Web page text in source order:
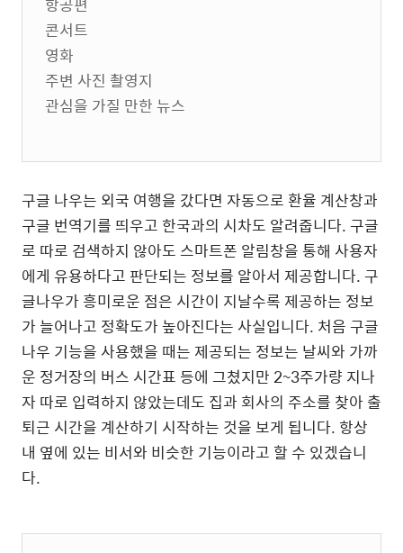
콘서트
영화
주변 사진 촬영지
관심을 가질 만한 뉴스
구글 나우는 외국 여행을 갔다면 자동으로 환율 계산창과
구글 번역기를 띄우고 한국과의 시차도 알려줍니다. 구글
로 따로 검색하지 않아도 스마트폰 알림창을 통해 사용자
에게 유용하다고 판단되는 정보를 알아서 제공합니다. 구
글나우가 흥미로운 점은 시간이 지날수록 제공하는 정보
가 늘어나고 정확도가 높아진다는 사실입니다. 처음 구글
나우 기능을 사용했을 때는 제공되는 정보는 날씨와 가까
운 정거장의 버스 시간표 등에 그쳤지만 2~3주가량 지나
자 따로 입력하지 않았는데도 집과 회사의 주소를 찾아 출
퇴근 시간을 계산하기 시작하는 것을 보게 됩니다. 항상
내 옆에 있는 비서와 비슷한 기능이라고 할 수 있겠습니
다.